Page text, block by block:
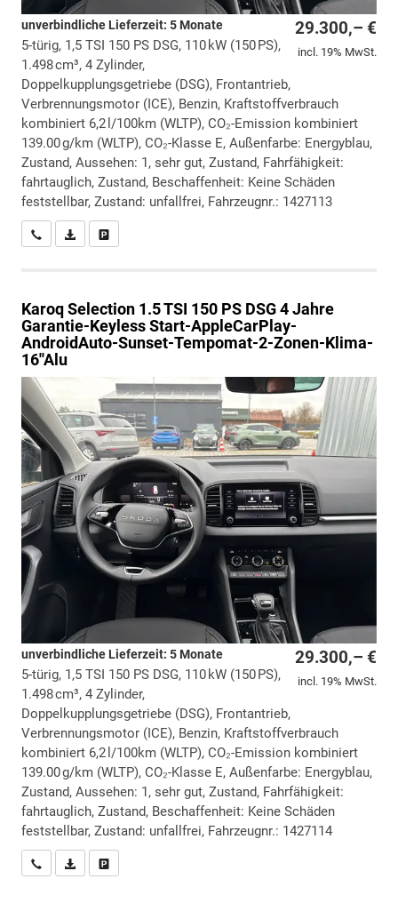
29.300,– €
incl. 19% MwSt.
unverbindliche Lieferzeit: 5 Monate
5-türig, 1,5 TSI 150 PS DSG, 110 kW (150 PS),
1.498 cm³, 4 Zylinder,
Doppelkupplungsgetriebe (DSG), Frontantrieb,
Verbrennungsmotor (ICE), Benzin, Kraftstoffverbrauch
kombiniert 6,2 l/100km (WLTP), CO₂-Emission kombiniert
139.00 g/km (WLTP), CO₂-Klasse E, Außenfarbe: Energyblau,
Zustand, Aussehen: 1, sehr gut, Zustand, Fahrfähigkeit:
fahrtauglich, Zustand, Beschaffenheit: Keine Schäden
feststellbar, Zustand: unfallfrei, Fahrzeugnr.: 1427113
Wir rufen Sie anPDF-Datei, Fahrzeugexposé drucken
KaroqSelection 1.5 TSI 150 PS DSG 4 Jahre
Garantie-Keyless Start-AppleCarPlay-
AndroidAuto-Sunset-Tempomat-2-Zonen-Klima-
16''Alu
29.300,– €
incl. 19% MwSt.
unverbindliche Lieferzeit: 5 Monate
5-türig, 1,5 TSI 150 PS DSG, 110 kW (150 PS),
1.498 cm³, 4 Zylinder,
Doppelkupplungsgetriebe (DSG), Frontantrieb,
Verbrennungsmotor (ICE), Benzin, Kraftstoffverbrauch
kombiniert 6,2 l/100km (WLTP), CO₂-Emission kombiniert
139.00 g/km (WLTP), CO₂-Klasse E, Außenfarbe: Energyblau,
Zustand, Aussehen: 1, sehr gut, Zustand, Fahrfähigkeit:
fahrtauglich, Zustand, Beschaffenheit: Keine Schäden
feststellbar, Zustand: unfallfrei, Fahrzeugnr.: 1427114
Wir rufen Sie anPDF-Datei, Fahrzeugexposé drucken